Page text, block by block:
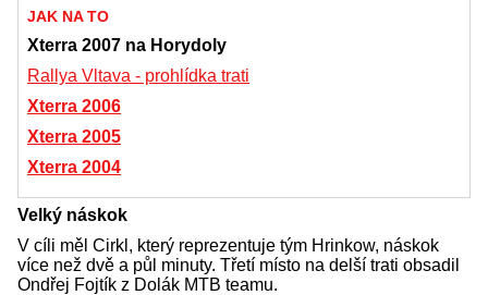
JAK NA TO
Xterra 2007 na Horydoly
Rallya Vltava - prohlídka trati
Xterra 2006
Xterra 2005
Xterra 2004
Velký náskok
V cíli měl Cirkl, který reprezentuje tým Hrinkow, náskok
více než dvě a půl minuty. Třetí místo na delší trati obsadil
Ondřej Fojtík z Dolák MTB teamu.